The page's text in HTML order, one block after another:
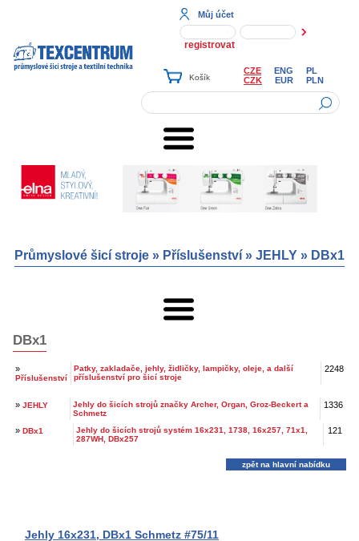
Můj účet
registrovat
CZE ENG
PL
CZK
EUR PLN
Průmyslové šicí stroje » Příslušenství » JEHLY » DBx1
DBx1
»
Příslušenství
Patky, zakladače, jehly, židličky, lampičky, oleje, a další
příslušenství pro šicí stroje
2248
» JEHLY
Jehly do šicích strojů značky Archer, Organ, Groz-Beckert a
Schmetz
1336
» DBx1
Jehly do šicích strojů systém 16x231, 1738, 16x257, 71x1,
287WH, DBx257
121
zpět na hlavní nabídku
Jehly 16x231, DBx1 Schmetz #75/11